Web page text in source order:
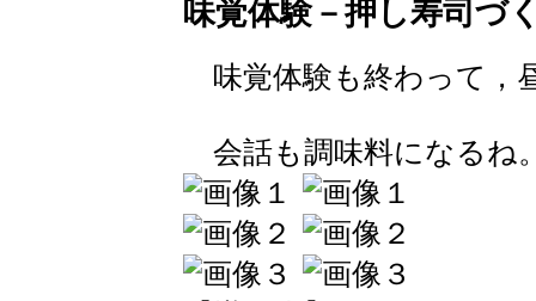
味覚体験－押し寿司づ
味覚体験も終わって，
会話も調味料になるね